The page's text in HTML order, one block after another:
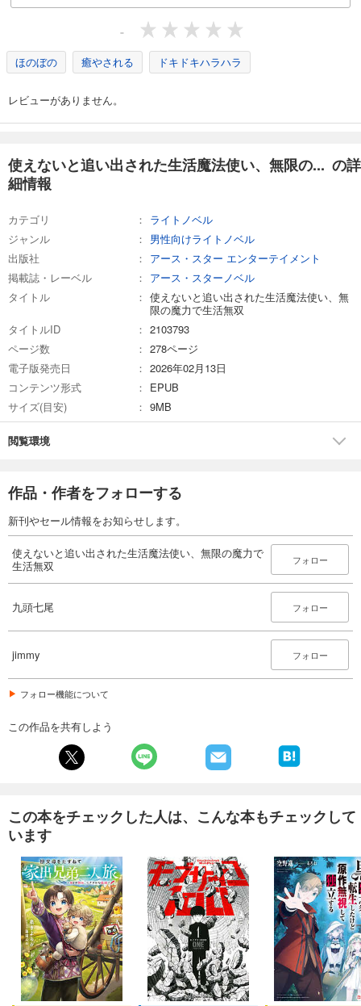
-
ほのぼの 癒やされる ドキドキハラハラ
レビューがありません。
使えないと追い出された生活魔法使い、無限の... の詳
細情報
カテゴリ
ライトノベル
ジャンル
男性向けライトノベル
出版社
アース・スター エンターテイメント
掲載誌・レーベル
アース・スターノベル
タイトル
使えないと追い出された生活魔法使い、無
限の魔力で生活無双
タイトルID
2103793
ページ数
278ページ
電子版発売日
2026年02月13日
コンテンツ形式
EPUB
サイズ(目安)
9MB
閲覧環境
作品・作者をフォローする
新刊やセール情報をお知らせします。
使えないと追い出された生活魔法使い、無限の魔力で
生活無双
フォロー
九頭七尾 フォロー
jimmy フォロー
フォロー機能について
この作品を共有しよう
この本をチェックした人は、こんな本もチェックして
います